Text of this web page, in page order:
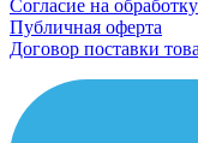
Согласие на
Публичная оферта
Договор поставки